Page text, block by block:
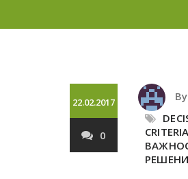
22.02.2017
0
By
CRITERIA